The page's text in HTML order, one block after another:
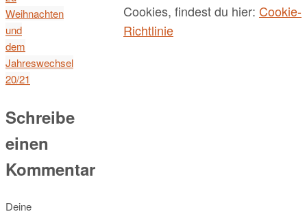
Weihnachten
und
dem
Jahreswechsel
20/21
Schreibe
einen
Kommentar
Deine
Cookies, findest du hier: Cookie-
Richtlinie